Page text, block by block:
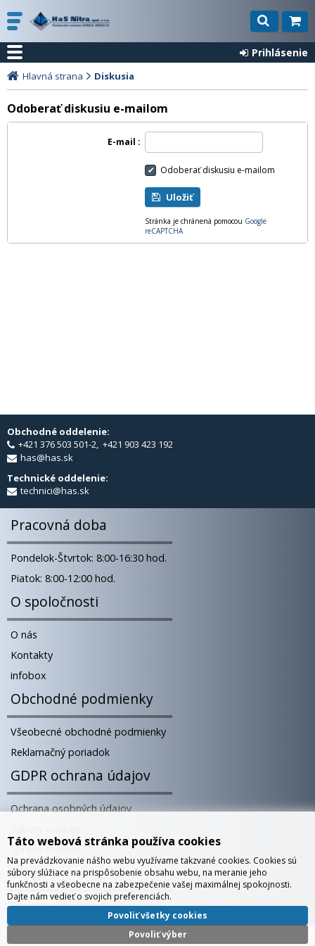
Prihlásenie
Hlavná strana Diskusia
Odoberať diskusiu e-mailom
E-mail
Odoberať diskusiu e-mailom
Uložiť
Stránka je chránená pomocou Google
reCAPTCHA
Obchodné oddelenie:
+421 376 503 501-2, +421 903 423 192
has@has.sk
Technické oddelenie:
technici@has.sk
Pracovná doba
Pondelok-Štvrtok: 8:00-16:30 hod.
Piatok: 8:00-12:00 hod.
O spoločnosti
O nás
Kontakty
infobox
Obchodné podmienky
Všeobecné obchodné podmienky
Reklamačný poriadok
GDPR ochrana údajov
Ochrana osobných údajov
Správa cookies
Blog
Európsky showroom v Bratislave
Táto webová stránka používa cookies
Na prevádzkovanie nášho webu využívame takzvané cookies. Cookies sú
súbory slúžiace na prispôsobenie obsahu webu, na meranie jeho
funkčnosti a všeobecne na zabezpečenie vašej maximálnej spokojnosti.
Dajte nám vedieť o svojich preferenciách.
Povoliť výber
Povoliť všetky cookies